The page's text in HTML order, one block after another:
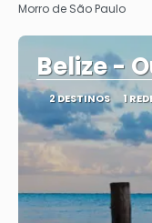
Morro de São Paulo
Belize -
2 DESTINOS 1